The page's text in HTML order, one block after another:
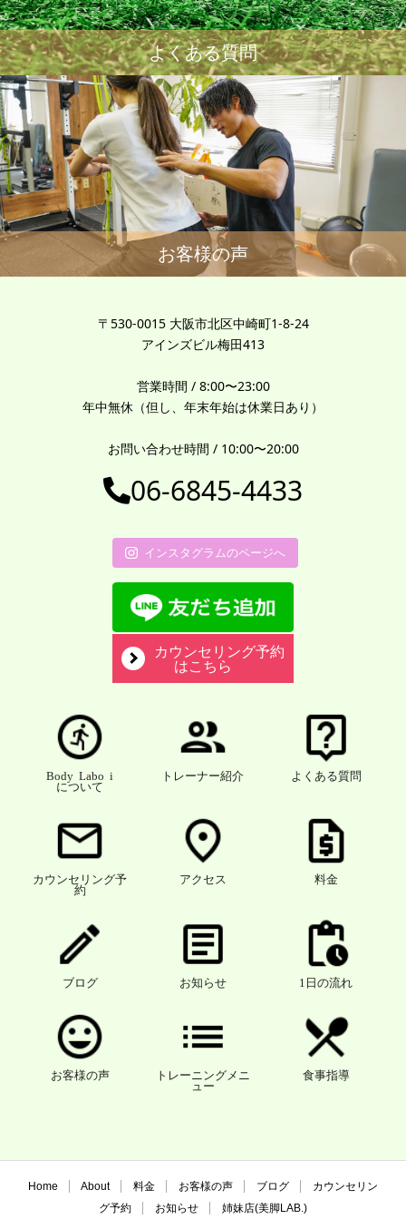
よくある質問
お客様の声
〒530-0015 大阪市北区中崎町1-8-24
アインズビル梅田413
営業時間 / 8:00〜23:00
年中無休（但し、年末年始は休業日あり）
お問い合わせ時間 / 10:00〜20:00
06-6845-4433
インスタグラムのページへ
カウンセリング予約
はこちら
Body Labo i
について
トレーナー紹介 よくある質問
カウンセリング予
約
アクセス 料金
ブログ お知らせ 1日の流れ
お客様の声
トレーニングメニ
ュー
食事指導
Home About 料金 お客様の声 ブログ
カウンセリン
グ予約
お知らせ 姉妹店(美脚LAB.)